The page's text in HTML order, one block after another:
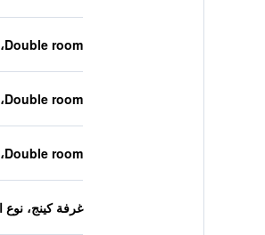
Double room، نوع السرير غير معروف
Double room، نوع السرير غير معروف
Double room، نوع السرير غير معروف
غرفة كينج،